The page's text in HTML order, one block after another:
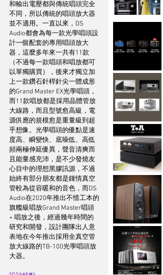
和輸出電壓都與傳統唱頭完全
不同，所以傳統的唱頭放大器
並不適用。一直以來，DS
Audio都會為每一款光學唱頭設
計一個配套的專用唱頭放大
器，這麼多年來一共有11款
（不過每一款唱頭和唱放都可
以單獨購買），後來才獨立加
上一款鑽石針桿針尖一體成形
的Grand Master EX光學唱頭，
而11款唱放都是採用晶體管放
大線路，而且型號愈高級，電
源供應的規模愈是重量級到超
乎想像。光學唱頭的優點是速
度高、瞬變快、底噪低、高低
頻兩極伸延優異，聲音清爽而
且能量感充沛，是不少發燒友
心目中的理想黑膠訊源，不過
始終有部分朋友都是鍾情真空
管較為從容暖和的音色，而DS
Audio在2020年推出不惜工本的
旗艦級唱放Grand Master唱頭
+ 唱放之後，經過幾年時間的
研究和開發，設計團隊出人意
表地在今年推出採用全真空管
放大線路的TB-100光學唱頭放
大器。